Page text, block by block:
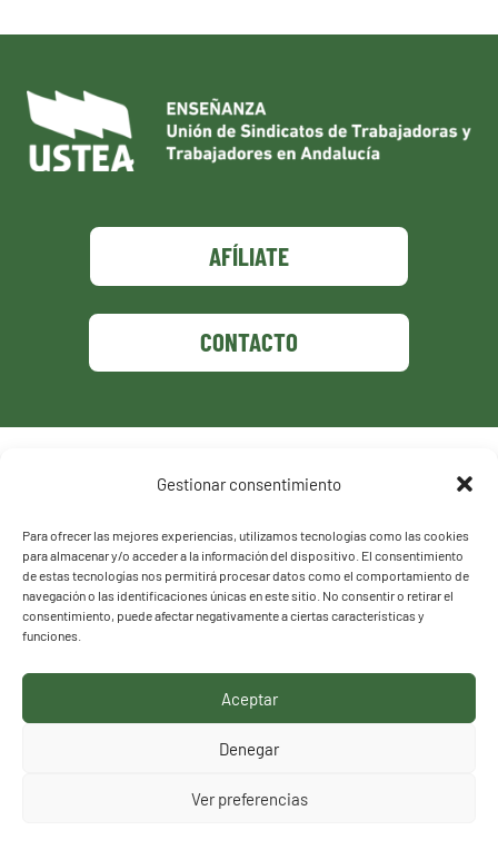
Gestionar consentimiento
Para ofrecer las mejores experiencias, utilizamos tecnologías como las cookies
para almacenar y/o acceder a la información del dispositivo. El consentimiento
de estas tecnologías nos permitirá procesar datos como el comportamiento de
navegación o las identificaciones únicas en este sitio. No consentir o retirar el
consentimiento, puede afectar negativamente a ciertas características y
funciones.
Aceptar
Denegar
Ver preferencias
AFÍLIATE
CONTACTO
Política de privacidad
HACEMOS LO QUE
DECIMOS, DECIMOS LO
QUE HACEMOS